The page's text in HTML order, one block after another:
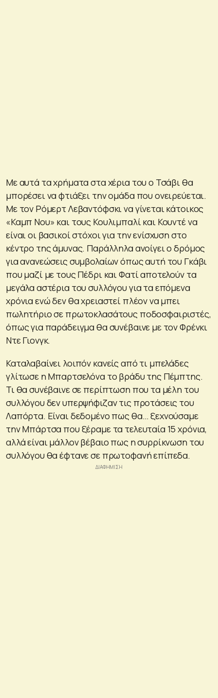
Με αυτά τα χρήματα στα χέρια του ο Τσάβι θα
μπορέσει να φτιάξει την ομάδα που ονειρεύεται.
Με τον Ρόμερτ Λεβαντόφσκι να γίνεται κάτοικος
«Καμπ Νου» και τους Κουλιμπαλί και Κουντέ να
είναι οι βασικοί στόχοι για την ενίσχυση στο
κέντρο της άμυνας. Παράλληλα ανοίγει ο δρόμος
για ανανεώσεις συμβολαίων όπως αυτή του Γκάβι
που μαζί με τους Πέδρι και Φατί αποτελούν τα
μεγάλα αστέρια του συλλόγου για τα επόμενα
χρόνια ενώ δεν θα χρειαστεί πλέον να μπει
πωλητήριο σε πρωτοκλασάτους ποδοσφαιριστές,
όπως για παράδειγμα θα συνέβαινε με τον Φρένκι
Ντε Γιονγκ.
Καταλαβαίνει λοιπόν κανείς από τι μπελάδες
γλίτωσε η Μπαρτσελόνα το βράδυ της Πέμπτης.
Τι θα συνέβαινε σε περίπτωση που τα μέλη του
συλλόγου δεν υπερψήφιζαν τις προτάσεις του
Λαπόρτα. Είναι δεδομένο πως θα… ξεχνούσαμε
την Μπάρτσα που ξέραμε τα τελευταία 15 χρόνια,
αλλά είναι μάλλον βέβαιο πως η συρρίκνωση του
συλλόγου θα έφτανε σε πρωτοφανή επίπεδα.